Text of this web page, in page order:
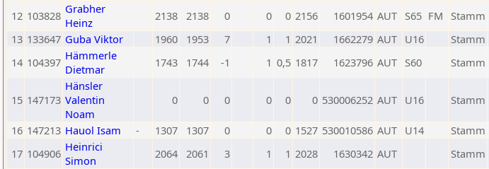
12 103828 Grabher
Heinz
2138 2138 0 0 0 2156 1601954 AUT S65 FM Stamm
13 133647 Guba Viktor 1960 1953 7 1 1 2021 1662279 AUT U16 Stamm
14 104397 Hämmerle
Dietmar
1743 1744 -1 1 0,5 1817 1623796 AUT S60 Stamm
15 147173
Hänsler
Valentin
Noam
0 0 0 0 0 0 530006252 AUT U16 Stamm
16 147213 Hauol Isam - 1307 1307 0 0 0 1527 530010586 AUT U14 Stamm
17 104906 Heinrici
Simon
2064 2061 3 1 1 2028 1630342 AUT Stamm